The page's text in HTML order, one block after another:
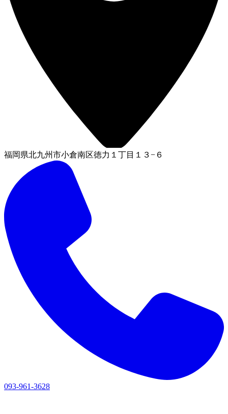
福岡県北九州市小倉南区徳力１丁目１３−６
093-961-3628